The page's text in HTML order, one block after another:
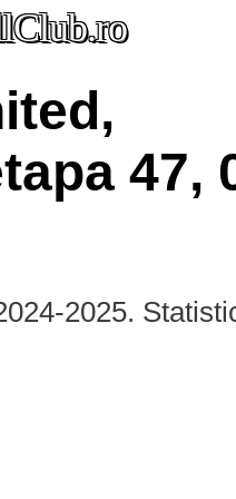
Ligue 1 Eredivisie
47,
2025.